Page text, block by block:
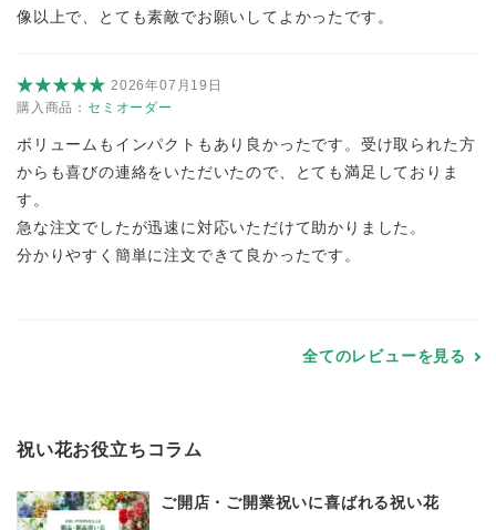
像以上で、とても素敵でお願いしてよかったです。
2026年07月19日
購入商品： セミオーダー
ボリュームもインパクトもあり良かったです。受け取られた方
からも喜びの連絡をいただいたので、とても満足しておりま
す。
急な注文でしたが迅速に対応いただけて助かりました。
分かりやすく簡単に注文できて良かったです。
全てのレビューを見る
祝い花お役立ちコラム
ご開店・ご開業祝いに喜ばれる祝い花